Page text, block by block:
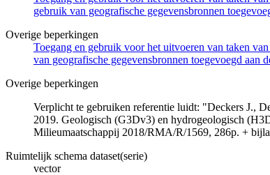
gebruik van geografische gegevensbronnen
Overige beperkingen
Toegang en gebruik voor het uitvoeren van taken
van geografische gegevensbronnen toegevoegd
Overige beperkingen
Verplicht te gebruiken referentie luidt: "Deckers J.,
2019. Geologisch (G3Dv3) en hydrogeologisch
Milieumaatschappij 2018/RMA/R/1569, 286p. +
Ruimtelijk schema dataset(serie)
vector